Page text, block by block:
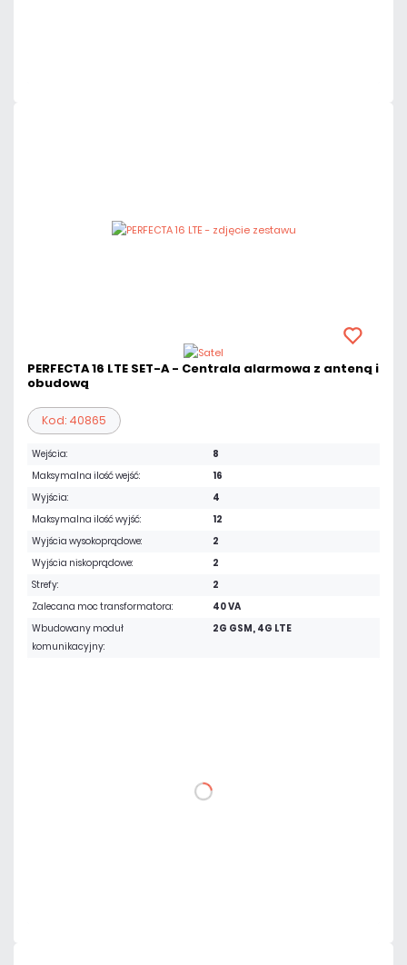
PERFECTA 16 LTE SET-A - Centrala alarmowa z anteną i
obudową
Kod: 40865
Wejścia:
8
Maksymalna ilość wejść:
16
Wyjścia:
4
Maksymalna ilość wyjść:
12
Wyjścia wysokoprądowe:
2
Wyjścia niskoprądowe:
2
Strefy:
2
Zalecana moc transformatora:
40 VA
Wbudowany moduł
komunikacyjny:
2G GSM, 4G LTE
DO KOSZYKA